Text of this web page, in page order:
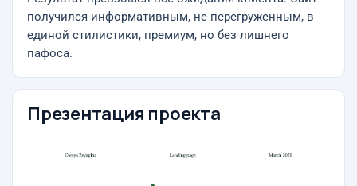
получился информативным, не перегруженным, в
единой стилистики, премиум, но без лишнего
пафоса.
Презентация проекта